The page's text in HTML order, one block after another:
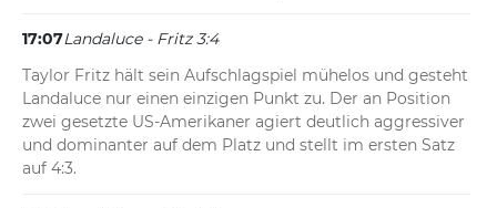
17:07Landaluce - Fritz 3:4
Taylor Fritz hält sein Aufschlagspiel mühelos und gesteht
Landaluce nur einen einzigen Punkt zu. Der an Position
zwei gesetzte US-Amerikaner agiert deutlich aggressiver
und dominanter auf dem Platz und stellt im ersten Satz
auf 4:3.